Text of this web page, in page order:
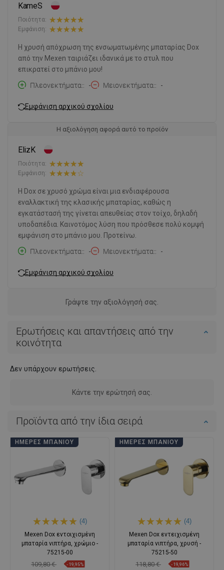
KameS
Ποιότητα:
Εμφάνιση:
Η χρυσή απόχρωση της ενσωματωμένης μπαταρίας Dox
από την Mexen ταιριάζει ιδανικά με το στυλ που
επικρατεί στο μπάνιο μου!
Πλεονεκτήματα:
- Μειονεκτήματα: -
Εμφάνιση αρχικού σχολίου
Η αξιολόγηση αφορά αυτό το προϊόν
ElizK
Ποιότητα:
Εμφάνιση:
Η Dox σε χρυσό χρώμα είναι μια ενδιαφέρουσα
εναλλακτική της κλασικής μπαταρίας, καθώς η
εγκατάστασή της γίνεται απευθείας στον τοίχο, δηλαδή
υποδαπέδια. Καινοτόμος λύση που πρόσθεσε πολύ κομψή
εμφάνιση στο μπάνιο μου. Προτείνω.
Πλεονεκτήματα:
- Μειονεκτήματα: -
Εμφάνιση αρχικού σχολίου
Γράψτε την αξιολόγησή σας.
Ερωτήσεις και απαντήσεις από την
κοινότητα
Δεν υπάρχουν ερωτήσεις.
Κάντε την ερώτησή σας.
Προϊόντα από την ίδια σειρά
ΗΜΈΡΕΣ ΜΠΆΝΙΟΥ
(4)
Mexen Dox εντοιχισμένη
μπαταρία νιπτήρα, χρώμιο -
75215-00
109,80 € -19,95%
ΗΜΈΡΕΣ ΜΠΆΝΙΟΥ
(4)
Mexen Dox εντειχισμένη
μπαταρία νιπτήρα, χρυσή -
75215-50
118,80 € -19,96%